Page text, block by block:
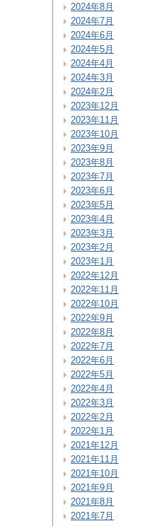
2024年8月
2024年7月
2024年6月
2024年5月
2024年4月
2024年3月
2024年2月
2023年12月
2023年11月
2023年10月
2023年9月
2023年8月
2023年7月
2023年6月
2023年5月
2023年4月
2023年3月
2023年2月
2023年1月
2022年12月
2022年11月
2022年10月
2022年9月
2022年8月
2022年7月
2022年6月
2022年5月
2022年4月
2022年3月
2022年2月
2022年1月
2021年12月
2021年11月
2021年10月
2021年9月
2021年8月
2021年7月